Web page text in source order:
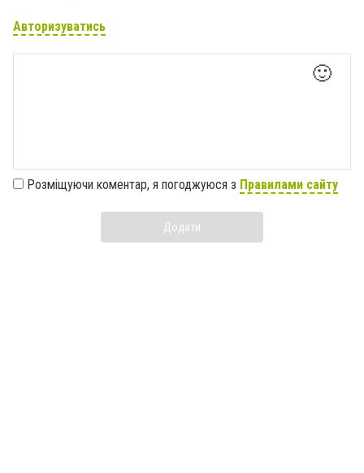
Авторизуватись
🙂
Розміщуючи коментар, я погоджуюся з Правилами сайту
Додати